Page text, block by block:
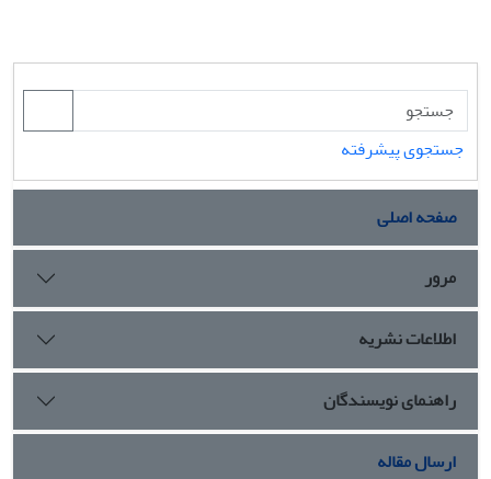
جستجوی پیشرفته
صفحه اصلی
مرور
اطلاعات نشریه
راهنمای نویسندگان
ارسال مقاله